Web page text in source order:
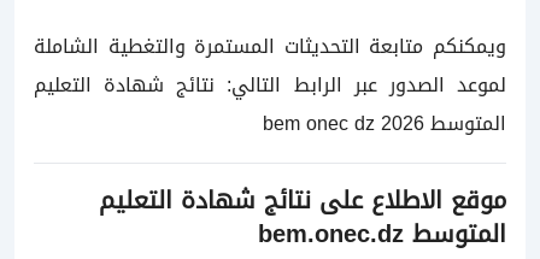
ويمكنكم متابعة التحديثات المستمرة والتغطية الشاملة
لموعد الصدور عبر الرابط التالي: نتائج شهادة التعليم
المتوسط 2026 bem onec dz
موقع الاطلاع على نتائج شهادة التعليم
المتوسط bem.onec.dz